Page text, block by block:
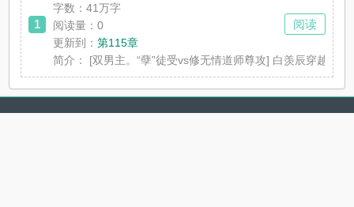
1
字数：41万字
阅读量：0
更新到：第115章
简介：
[双男主。“孽”徒受vs修无情道师尊攻] 白羡辰穿越到
阅读